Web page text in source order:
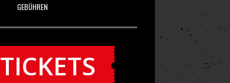
GEBÜHREN
TICKETS